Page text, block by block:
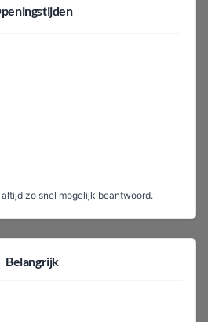
zo snel mogelijk beantwoord.
Belangrijk